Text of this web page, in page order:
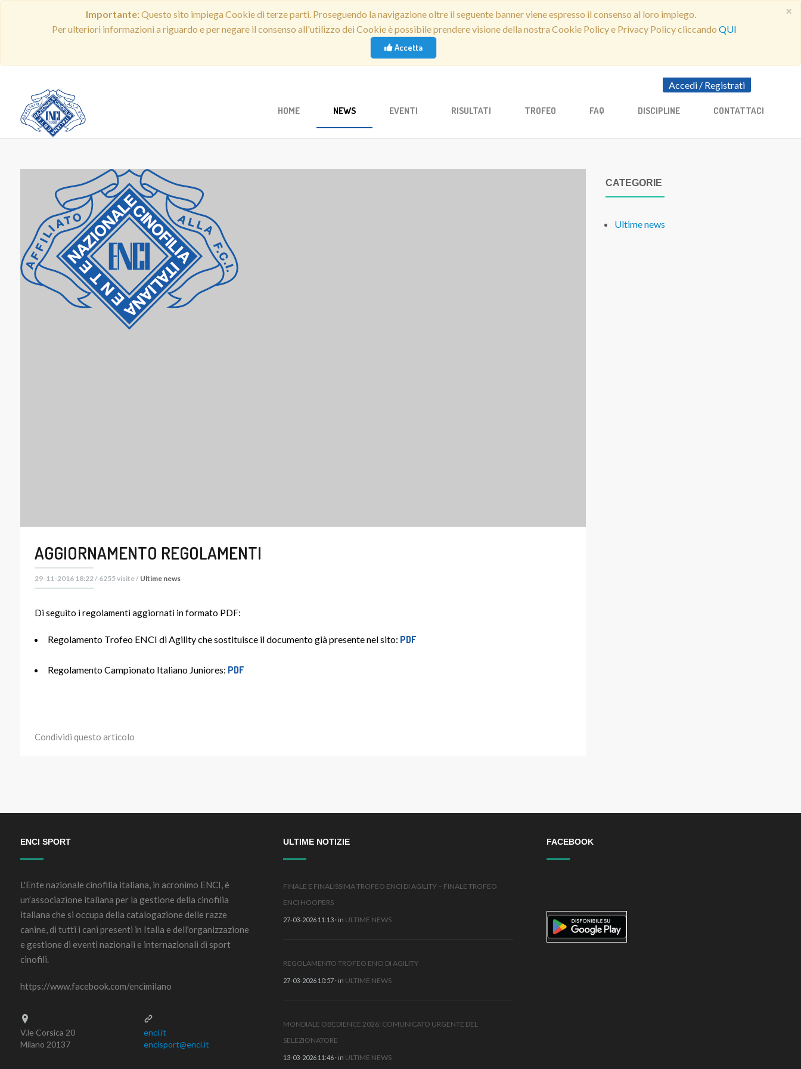
×
Importante:Questo sito impiega Cookie di terze parti. Proseguendo la navigazione oltre il seguente banner viene espresso il consenso al loro impiego.
Per ulteriori informazioni a riguardo e per negare il consenso all'utilizzo dei Cookie è possibile prendere visione della nostra Cookie Policy e Privacy Policy cliccando QUI
Accetta
HOME NEWS EVENTI RISULTATI TROFEO FAQ DISCIPLINE CONTATTACI
Accedi / Registrati
AGGIORNAMENTO REGOLAMENTI
29-11-2016 18:22 / 6255 visite / Ultime news
Di seguito i regolamenti aggiornati in formato PDF:
Regolamento Trofeo ENCI di Agility che sostituisce il documento già presente nel sito: PDF
Regolamento Campionato Italiano Juniores: PDF
Condividi questo articolo
CATEGORIE
Ultime news
ENCI SPORT
L'Ente nazionale cinofilia italiana, in acronimo ENCI, è
un’associazione italiana per la gestione della cinofilia
italiana che si occupa della catalogazione delle razze
canine, di tutti i cani presenti in Italia e dell'organizzazione
e gestione di eventi nazionali e internazionali di sport
cinofili.
https://www.facebook.com/encimilano
V.le Corsica 20
Milano 20137
enci.it
encisport@enci.it
ULTIME NOTIZIE
FINALE E FINALISSIMA TROFEO ENCI DI AGILITY – FINALE TROFEO
ENCI HOOPERS
27-03-2026 11:13 · in ULTIME NEWS
REGOLAMENTO TROFEO ENCI DI AGILITY
27-03-2026 10:57 · in ULTIME NEWS
MONDIALE OBEDIENCE 2026: COMUNICATO URGENTE DEL
SELEZIONATORE
13-03-2026 11:46 · in ULTIME NEWS
FACEBOOK